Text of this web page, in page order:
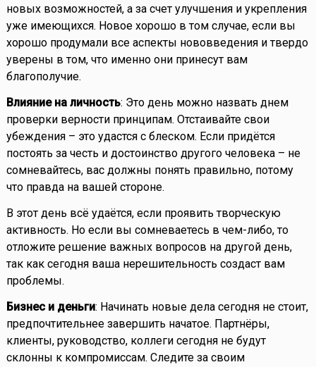
новых возможностей, а за счет улучшения и укрепления
уже имеющихся. Новое хорошо в том случае, если вы
хорошо продумали все аспекты нововведения и твердо
уверены в том, что именно они принесут вам
благополучие.
Влияние на личность: Это день можно назвать днем
проверки верности принципам. Отстаивайте свои
убеждения – это удастся с блеском. Если придётся
постоять за честь и достоинство другого человека – не
сомневайтесь, вас должны понять правильно, потому
что правда на вашей стороне.
В этот день всё удаётся, если проявить творческую
активность. Но если вы сомневаетесь в чем-либо, то
отложите решение важных вопросов на другой день,
так как сегодня ваша нерешительность создаст вам
проблемы.
Бизнес и деньги: Начинать новые дела сегодня не стоит,
предпочтительнее завершить начатое. Партнёры,
клиенты, руководство, коллеги сегодня не будут
склонны к компромиссам. Следите за своим